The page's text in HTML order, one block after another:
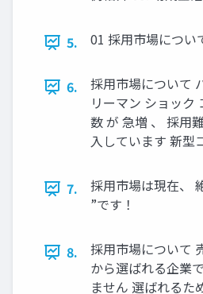
5. 01 採用市場につい
6.
採用市場について
リーマン ショック
数 が 急増 、 採用
入しています 新型
7.
採用市場は現在、
”です！
8.
採用市場について
から選ばれる企業
ません 選ばれるた